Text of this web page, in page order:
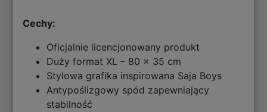
Cechy:
Oficjalnie licencjonowany produkt
Duży format XL – 80 x 35 cm
Stylowa grafika inspirowana Saja Boys
Antypoślizgowy spód zapewniający
stabilność